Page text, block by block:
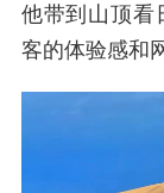
他带到山顶看
客的体验感和